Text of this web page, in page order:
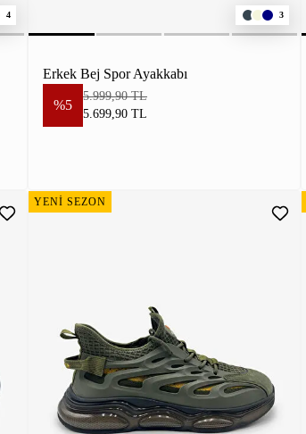
4 3
Erkek Bej Spor Ayakkabı
%5
5.999,90 TL
5.699,90 TL
YENİ SEZON